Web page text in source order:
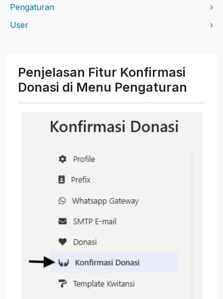
Pengaturan
›
User
›
Penjelasan Fitur Konfirmasi
Donasi di Menu Pengaturan